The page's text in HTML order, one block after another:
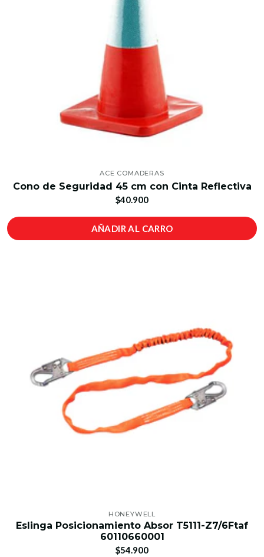
ACE COMADERAS
Cono de Seguridad 45 cm con Cinta Reflectiva
$40.900
AÑADIR AL CARRO
HONEYWELL
Eslinga Posicionamiento Absor T5111-Z7/6Ftaf
60110660001
$54.900